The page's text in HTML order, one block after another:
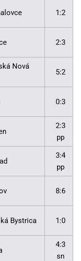
1:2
2:3
Nová
5:2
0:3
2:3
pp
3:4
pp
8:6
Bystrica 1:0
4:3
sn